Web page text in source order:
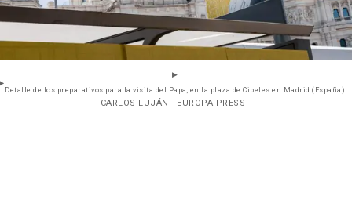
Detalle de los preparativos para la visita del Papa, en la plaza de Cibeles en Madrid (España).
- CARLOS LUJÁN - EUROPA PRESS